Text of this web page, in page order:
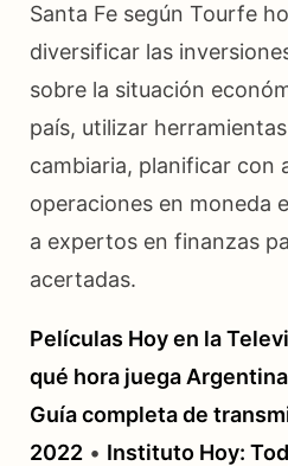
Santa Fe según Tourfe
diversificar las
sobre la situación
país, utilizar
cambiaria, planificar con
operaciones en moneda
a expertos en finanzas
acertadas.
Películas Hoy en la
qué hora juega
Guía completa de
2022 • Instituto Hoy: